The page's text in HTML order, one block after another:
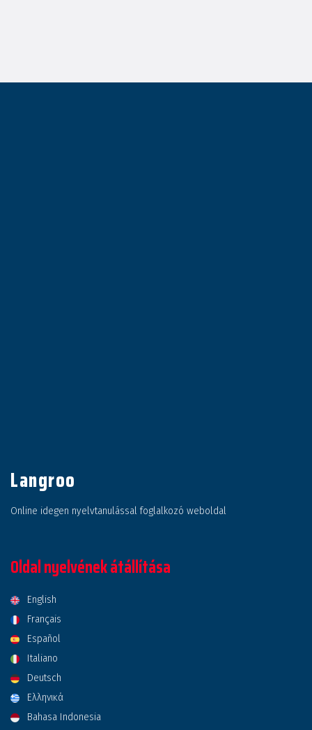
Langroo
Online idegen nyelvtanulással foglalkozó weboldal
Oldal nyelvének átállítása
English
Français
Español
Italiano
Deutsch
Ελληνικά
Bahasa Indonesia